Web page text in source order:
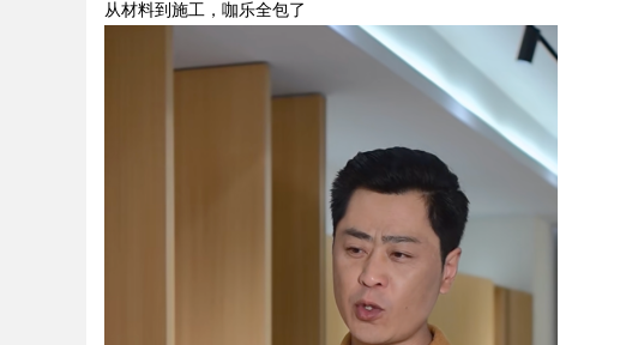
从材料到施工，咖乐全包了